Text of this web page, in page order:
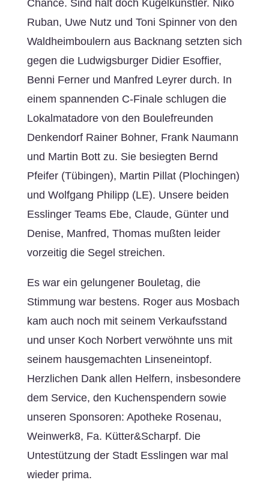
Chance. Sind halt doch Kugelkünstler. Niko
Ruban, Uwe Nutz und Toni Spinner von den
Waldheimboulern aus Backnang setzten sich
gegen die Ludwigsburger Didier Esoffier,
Benni Ferner und Manfred Leyrer durch. In
einem spannenden C-Finale schlugen die
Lokalmatadore von den Boulefreunden
Denkendorf Rainer Bohner, Frank Naumann
und Martin Bott zu. Sie besiegten Bernd
Pfeifer (Tübingen), Martin Pillat (Plochingen)
und Wolfgang Philipp (LE). Unsere beiden
Esslinger Teams Ebe, Claude, Günter und
Denise, Manfred, Thomas mußten leider
vorzeitig die Segel streichen.
Es war ein gelungener Bouletag, die
Stimmung war bestens. Roger aus Mosbach
kam auch noch mit seinem Verkaufsstand
und unser Koch Norbert verwöhnte uns mit
seinem hausgemachten Linseneintopf.
Herzlichen Dank allen Helfern, insbesondere
dem Service, den Kuchenspendern sowie
unseren Sponsoren: Apotheke Rosenau,
Weinwerk8, Fa. Kütter&Scharpf. Die
Untestützung der Stadt Esslingen war mal
wieder prima.